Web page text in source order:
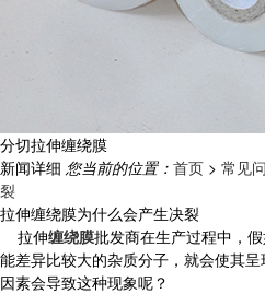
分切拉伸缠绕膜
新闻详细 您当前的位置： 首页 > 常见
裂
拉伸缠绕膜为什么会产生决裂
拉伸缠绕膜批发商在生产过程中，
能差异比较大的杂质分子，就会使其
因素会导致这种现象呢？